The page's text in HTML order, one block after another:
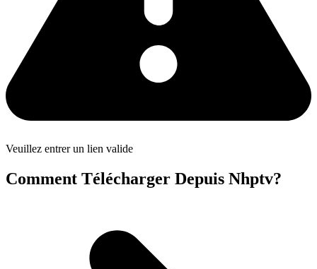
Veuillez entrer un lien valide
Comment Télécharger Depuis Nhptv?